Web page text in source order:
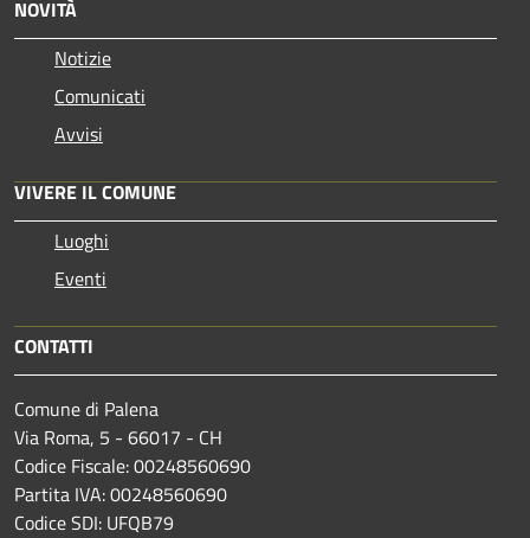
NOVITÀ
Notizie
Comunicati
Avvisi
VIVERE IL COMUNE
Luoghi
Eventi
CONTATTI
Comune di Palena
Via Roma, 5 - 66017 - CH
Codice Fiscale: 00248560690
Partita IVA: 00248560690
Codice SDI: UFQB79